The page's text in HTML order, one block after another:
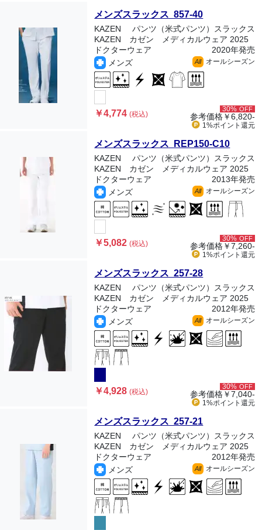
メンズスラックス 857-40
KAZEN
パンツ（米式パンツ）スラックス
KAZEN カゼン メディカルウェア 2025
ドクターウェア
2020年発売
メンズ
All オールシーズン
￥4,774(税込)
30% OFF
参考価格￥6,820-
1%ポイント 還元
メンズスラックス REP150-C10
KAZEN
パンツ（米式パンツ）スラックス
KAZEN カゼン メディカルウェア 2025
ドクターウェア
2013年発売
メンズ
All オールシーズン
￥5,082(税込)
30% OFF
参考価格￥7,260-
1%ポイント 還元
メンズスラックス 257-28
KAZEN
パンツ（米式パンツ）スラックス
KAZEN カゼン メディカルウェア 2025
ドクターウェア
2012年発売
メンズ
All オールシーズン
￥4,928(税込)
30% OFF
参考価格￥7,040-
1%ポイント 還元
メンズスラックス 257-21
KAZEN
パンツ（米式パンツ）スラックス
KAZEN カゼン メディカルウェア 2025
ドクターウェア
2012年発売
メンズ
All オールシーズン